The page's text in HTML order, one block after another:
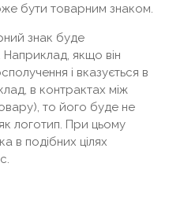
бути товарним знаком.
знак буде
якщо він
і вказується в
в контрактах між
то його буде не
логотип. При цьому
в подібних цілях